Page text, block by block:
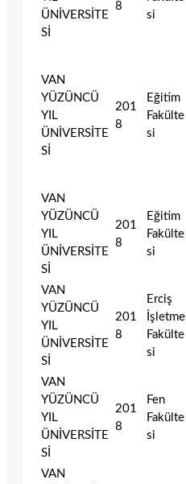
ÜNİVERSİTE
Sİ
8
si
VAN
YÜZÜNCÜ
YIL
ÜNİVERSİTE
Sİ
201
8
Eğitim
Fakülte
si
VAN
YÜZÜNCÜ
YIL
ÜNİVERSİTE
Sİ
201
8
Eğitim
Fakülte
si
VAN
YÜZÜNCÜ
YIL
ÜNİVERSİTE
Sİ
201
8
Erciş
İşletme
Fakülte
si
VAN
YÜZÜNCÜ
YIL
ÜNİVERSİTE
Sİ
201
8
Fen
Fakülte
si
VAN